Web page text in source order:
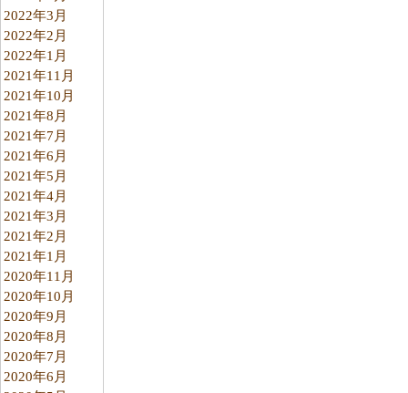
2022年3月
2022年2月
2022年1月
2021年11月
2021年10月
2021年8月
2021年7月
2021年6月
2021年5月
2021年4月
2021年3月
2021年2月
2021年1月
2020年11月
2020年10月
2020年9月
2020年8月
2020年7月
2020年6月